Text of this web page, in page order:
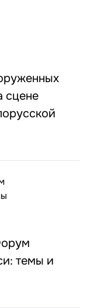
сцене
темы и